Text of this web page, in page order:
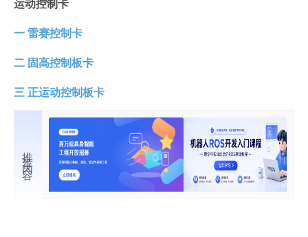
运动控制卡
一 雷赛控制卡
二 固高控制板卡
三 正运动控制板卡
推荐内容